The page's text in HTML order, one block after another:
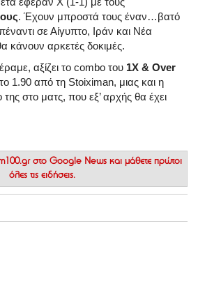
. Έχουν μπροστά τους έναν…βατό
σε Αίγυπτο, Ιράν και Νέα
κάνουν αρκετές δοκιμές.
αξίζει το combo του 1Χ & Over
1.90 από τη Stoiximan, μιας και η
στο ματς, που εξ’ αρχής θα έχει
στο Google News και μάθετε πρώτοι
όλες τις ειδήσεις.